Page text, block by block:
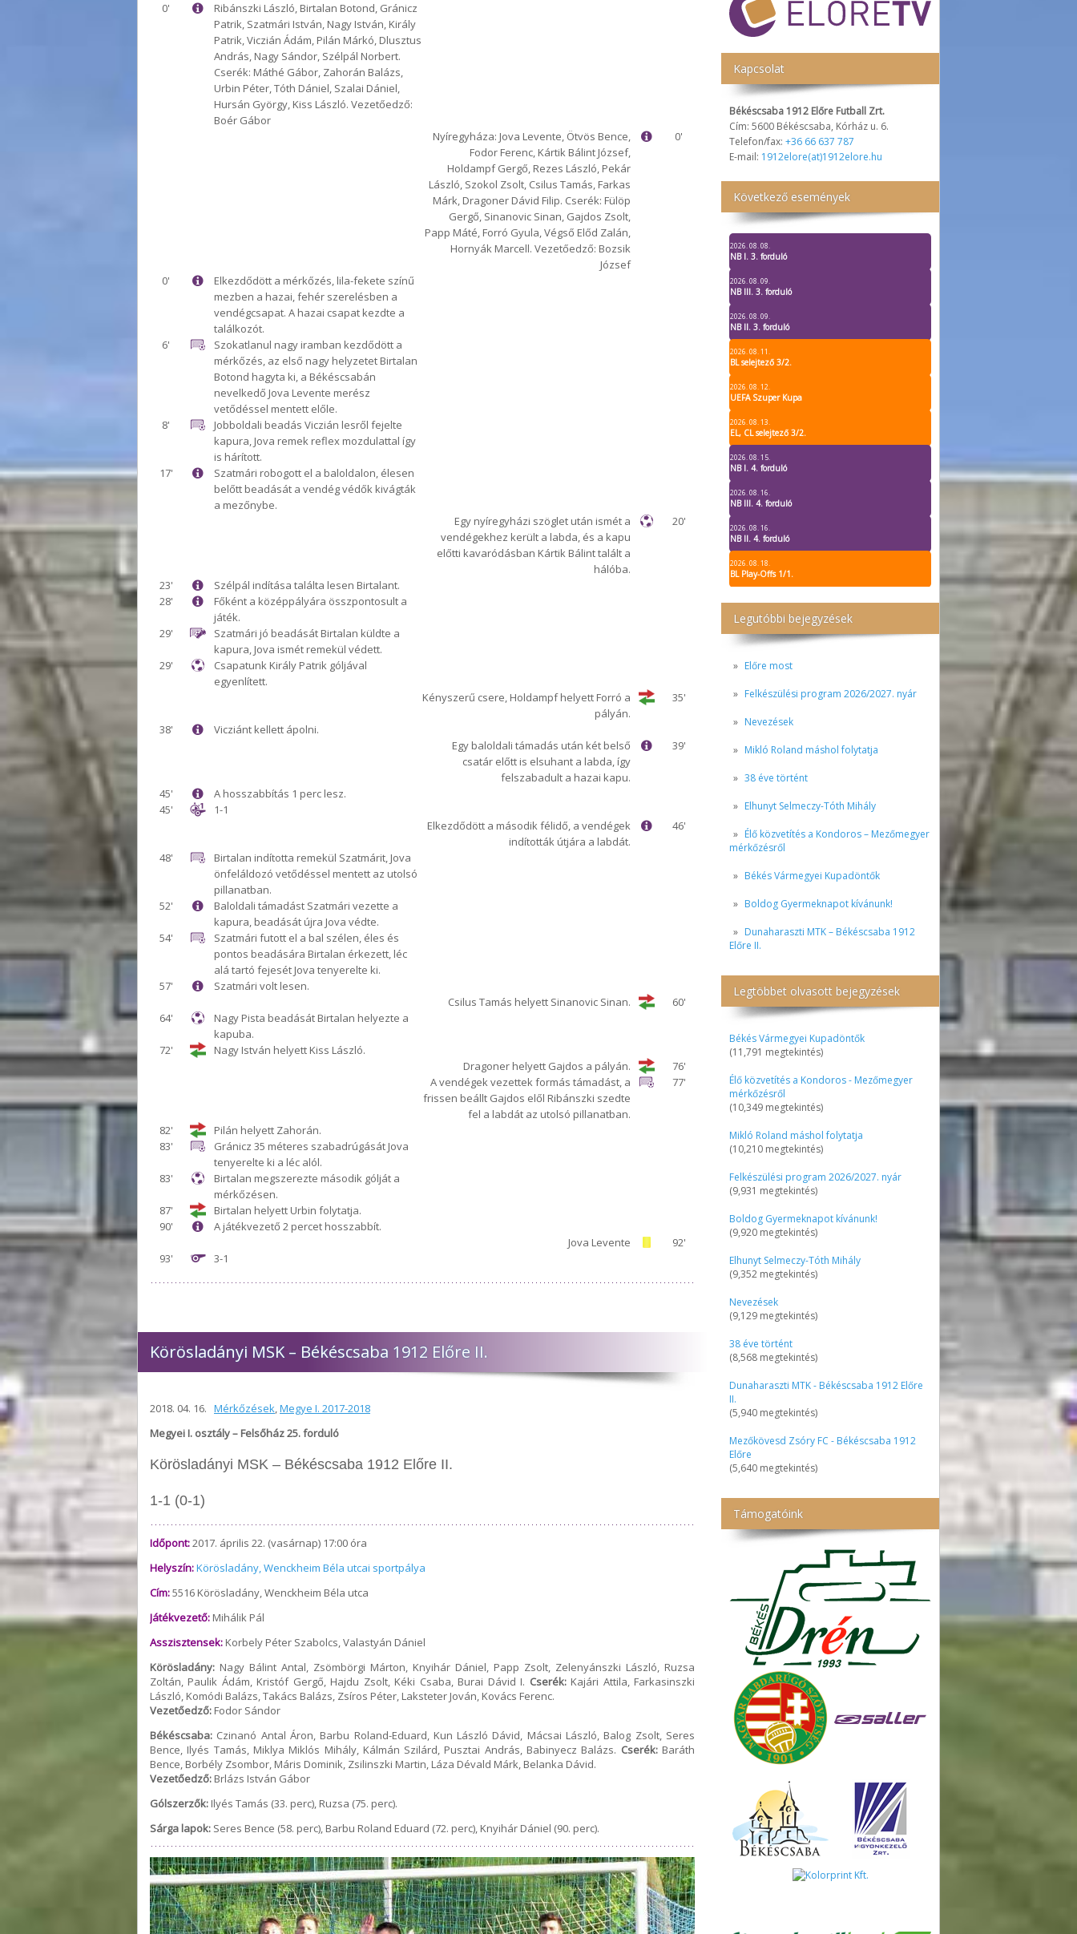
Kapcsolat
Békéscsaba 1912 Előre Futball Zrt.
Cím: 5600 Békéscsaba, Kórház u. 6.
Telefon/fax: +36 66 637 787
E-mail: 1912elore(at)1912elore.hu
Következő események
2026. 08. 08.
NB I. 3. forduló
2026. 08. 09.
NB III. 3. forduló
2026. 08. 09.
NB II. 3. forduló
2026. 08. 11.
BL selejtező 3/2.
2026. 08. 12.
UEFA Szuper Kupa
2026. 08. 13.
EL, CL selejtező 3/2.
2026. 08. 15.
NB I. 4. forduló
2026. 08. 16.
NB III. 4. forduló
2026. 08. 16.
NB II. 4. forduló
2026. 08. 18.
BL Play-Offs 1/1.
Legutóbbi bejegyzések
Előre most
Felkészülési program 2026/2027. nyár
Nevezések
Mikló Roland máshol folytatja
38 éve történt
Elhunyt Selmeczy-Tóth Mihály
Élő közvetítés a Kondoros – Mezőmegyer
mérkőzésről
Békés Vármegyei Kupadöntők
Boldog Gyermeknapot kívánunk!
Dunaharaszti MTK – Békéscsaba 1912
Előre II.
Legtöbbet olvasott bejegyzések
Békés Vármegyei Kupadöntők
(11,791 megtekintés)
Élő közvetítés a Kondoros - Mezőmegyer
mérkőzésről
(10,349 megtekintés)
Mikló Roland máshol folytatja
(10,210 megtekintés)
Felkészülési program 2026/2027. nyár
(9,931 megtekintés)
Boldog Gyermeknapot kívánunk!
(9,920 megtekintés)
Elhunyt Selmeczy-Tóth Mihály
(9,352 megtekintés)
Nevezések
(9,129 megtekintés)
38 éve történt
(8,568 megtekintés)
Dunaharaszti MTK - Békéscsaba 1912 Előre
II.
(5,940 megtekintés)
Mezőkövesd Zsóry FC - Békéscsaba 1912
Előre
(5,640 megtekintés)
Támogatóink
0'
Ribánszki László, Birtalan Botond, Gránicz
Patrik, Szatmári István, Nagy István, Király
Patrik, Viczián Ádám, Pilán Márkó, Dlusztus
András, Nagy Sándor, Szélpál Norbert.
Cserék: Máthé Gábor, Zahorán Balázs,
Urbin Péter, Tóth Dániel, Szalai Dániel,
Hursán György, Kiss László. Vezetőedző:
Boér Gábor
0'
Nyíregyháza: Jova Levente, Ötvös Bence,
Fodor Ferenc, Kártik Bálint József,
Holdampf Gergő, Rezes László, Pekár
László, Szokol Zsolt, Csilus Tamás, Farkas
Márk, Dragoner Dávid Filip. Cserék: Fülöp
Gergő, Sinanovic Sinan, Gajdos Zsolt,
Papp Máté, Forró Gyula, Végső Előd Zalán,
Hornyák Marcell. Vezetőedző: Bozsik
József
0'
Elkezdődött a mérkőzés, lila-fekete színű
mezben a hazai, fehér szerelésben a
vendégcsapat. A hazai csapat kezdte a
találkozót.
6'
Szokatlanul nagy iramban kezdődött a
mérkőzés, az első nagy helyzetet Birtalan
Botond hagyta ki, a Békéscsabán
nevelkedő Jova Levente merész
vetődéssel mentett előle.
8'
Jobboldali beadás Viczián lesről fejelte
kapura, Jova remek reflex mozdulattal így
is hárított.
17'
Szatmári robogott el a baloldalon, élesen
belőtt beadását a vendég védők kivágták
a mezőnybe.
20'
Egy nyíregyházi szöglet után ismét a
vendégekhez került a labda, és a kapu
előtti kavaródásban Kártik Bálint talált a
hálóba.
23'
Szélpál indítása találta lesen Birtalant.
28'
Főként a középpályára összpontosult a
játék.
29'
Szatmári jó beadását Birtalan küldte a
kapura, Jova ismét remekül védett.
29'
Csapatunk Király Patrik góljával
egyenlített.
35'
Kényszerű csere, Holdampf helyett Forró a
pályán.
38'
Vicziánt kellett ápolni.
39'
Egy baloldali támadás után két belső
csatár előtt is elsuhant a labda, így
felszabadult a hazai kapu.
45'
A hosszabbítás 1 perc lesz.
45'
1-1
46'
Elkezdődött a második félidő, a vendégek
indították útjára a labdát.
48'
Birtalan indította remekül Szatmárit, Jova
önfeláldozó vetődéssel mentett az utolsó
pillanatban.
52'
Baloldali támadást Szatmári vezette a
kapura, beadását újra Jova védte.
54'
Szatmári futott el a bal szélen, éles és
pontos beadására Birtalan érkezett, léc
alá tartó fejesét Jova tenyerelte ki.
57'
Szatmári volt lesen.
60'
Csilus Tamás helyett Sinanovic Sinan.
64'
Nagy Pista beadását Birtalan helyezte a
kapuba.
72'
Nagy István helyett Kiss László.
76'
Dragoner helyett Gajdos a pályán.
77'
A vendégek vezettek formás támadást, a
frissen beállt Gajdos elől Ribánszki szedte
fel a labdát az utolsó pillanatban.
82'
Pilán helyett Zahorán.
83'
Gránicz 35 méteres szabadrúgását Jova
tenyerelte ki a léc alól.
83'
Birtalan megszerezte második gólját a
mérkőzésen.
87'
Birtalan helyett Urbin folytatja.
90'
A játékvezető 2 percet hosszabbít.
92'
Jova Levente
93'
3-1
Körösladányi MSK – Békéscsaba 1912 Előre II.
2018. 04. 16. Mérkőzések,Megye I. 2017-2018
Megyei I. osztály – Felsőház 25. forduló
Körösladányi MSK – Békéscsaba 1912 Előre II.
1-1 (0-1)
Időpont:2017. április 22. (vasárnap) 17:00 óra
Helyszín:Körösladány, Wenckheim Béla utcai sportpálya
Cím:5516 Körösladány, Wenckheim Béla utca
Játékvezető: Mihálik Pál
Asszisztensek: Korbely Péter Szabolcs, Valastyán Dániel
Körösladány: Nagy Bálint Antal, Zsömbörgi Márton, Knyihár Dániel, Papp Zsolt, Zelenyánszki László, Ruzsa
Zoltán, Paulik Ádám, Kristóf Gergő, Hajdu Zsolt, Kéki Csaba, Burai Dávid I. Cserék:Kajári Attila, Farkasinszki
László, Komódi Balázs, Takács Balázs, Zsíros Péter, Laksteter Jován, Kovács Ferenc.
Vezetőedző: Fodor Sándor
Békéscsaba: Czinanó Antal Áron, Barbu Roland-Eduard, Kun László Dávid, Mácsai László, Balog Zsolt, Seres
Bence, Ilyés Tamás, Miklya Miklós Mihály, Kálmán Szilárd, Pusztai András, Babinyecz Balázs. Cserék:Baráth
Bence, Borbély Zsombor, Máris Dominik, Zsilinszki Martin, Láza Dévald Márk, Belanka Dávid.
Vezetőedző: Brlázs István Gábor
Gólszerzők: Ilyés Tamás (33. perc), Ruzsa (75. perc).
Sárga lapok: Seres Bence (58. perc), Barbu Roland Eduard (72. perc), Knyihár Dániel (90. perc).